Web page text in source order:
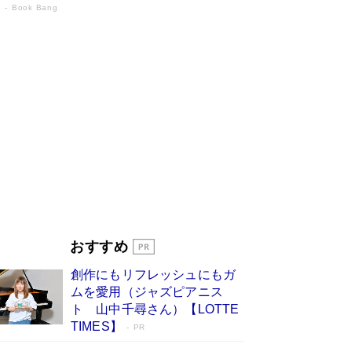
Book Bang
俳優・高嶋政伸が家族に教わった“人を育てるコ
東野圭吾、伊坂幸太郎の人気シリーズ最新作どち
らも文庫化 映画化された直木賞受賞作もランク
イン［文庫ベストセラー］
Book Bang
おすすめ
創作にもリフレッシュにもガ
ムを愛用（ジャズピアニス
ト 山中千尋さん）【LOTTE
TIMES】
PR